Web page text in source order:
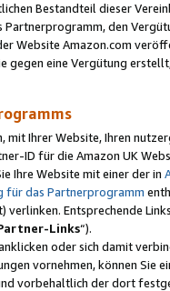
Bestandteil dieser
den
Website Amazon.com
gegen eine Vergütung
mit Ihrer Website, Ihren
ID für die Amazon UK
Ihre Website mit einer der in
für das Partnerprogramm
verlinken. Entsprechende
Links“).
oder sich damit
vornehmen, können Sie
vorbehaltlich der dort